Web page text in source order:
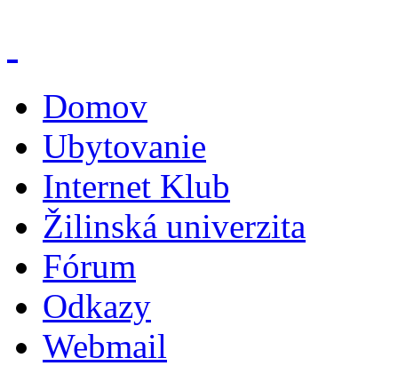
Domov
Ubytovanie
Internet Klub
Žilinská univerzita
Fórum
Odkazy
Webmail